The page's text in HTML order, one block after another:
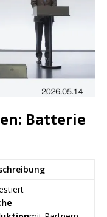
Batterie